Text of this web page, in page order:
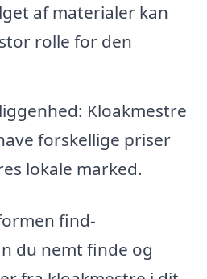
af materialer kan
rolle for den
Kloakmestre
forskellige priser
lokale marked.
find-
du nemt finde og